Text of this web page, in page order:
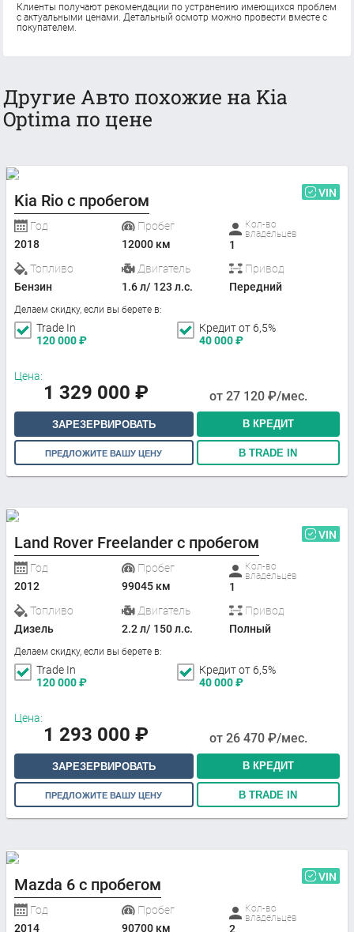
Клиенты получают рекомендации по устранению имеющихся проблем
с актуальными ценами. Детальный осмотр можно провести вместе с
покупателем.
Другие Авто похожие на Kia
Optima по цене
Kia Rio с пробегом VIN
Год
2018
Пробег
12000 км
Кол-во
владельцев
1
Топливо
Бензин
Двигатель
1.6 л/ 123 л.с.
Привод
Передний
Делаем скидку, если вы берете в:
Trade In
120 000₽
Кредит от 6,5%
40 000₽
Цена:
1 329 000 ₽ от 27 120 ₽/мес.
ЗАРЕЗЕРВИРОВАТЬ В КРЕДИТ
ПРЕДЛОЖИТЕ ВАШУ ЦЕНУ В TRADE IN
Land Rover Freelander с пробегом VIN
Год
2012
Пробег
99045 км
Кол-во
владельцев
1
Топливо
Дизель
Двигатель
2.2 л/ 150 л.с.
Привод
Полный
Делаем скидку, если вы берете в:
Trade In
120 000₽
Кредит от 6,5%
40 000₽
Цена:
1 293 000 ₽ от 26 470 ₽/мес.
ЗАРЕЗЕРВИРОВАТЬ В КРЕДИТ
ПРЕДЛОЖИТЕ ВАШУ ЦЕНУ В TRADE IN
Mazda 6 с пробегом VIN
Год
2014
Пробег
90700 км
Кол-во
владельцев
2